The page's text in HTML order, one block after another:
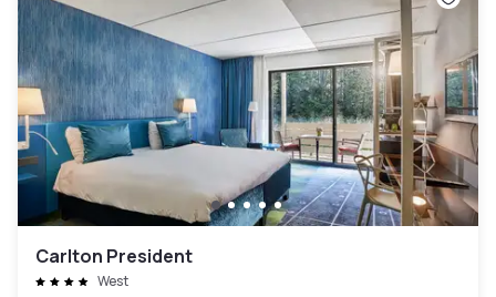
Carlton President
West